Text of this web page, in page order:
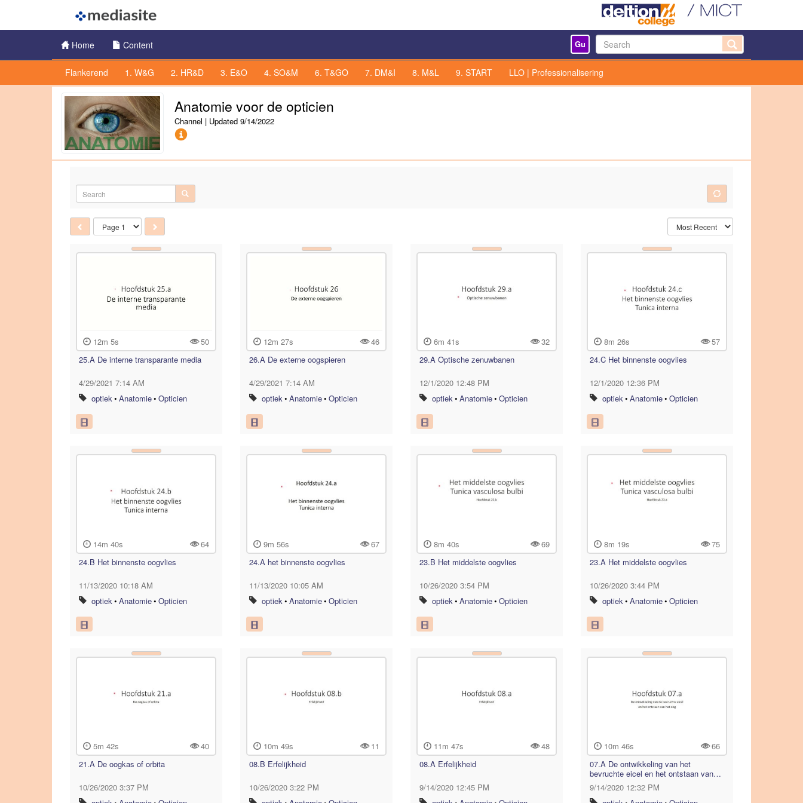
Home Content Gu
Channel Menu
Flankerend 1. W&G 2. HR&D 3. E&O 4. SO&M 6. T&GO 7. DM&I 8. M&L 9. START LLO | Professionalisering
Anatomie voor de opticien
Channel | Updated 9/14/2022
12m 5s
50
25.A De interne transparante media
4/29/2021 7:14 AM
optiek• Anatomie• Opticien
12m 27s
46
26.A De externe oogspieren
4/29/2021 7:14 AM
optiek• Anatomie• Opticien
6m 41s
32
29.A Optische zenuwbanen
12/1/2020 12:48 PM
optiek• Anatomie• Opticien
8m 26s
57
24.C Het binnenste oogvlies
12/1/2020 12:36 PM
optiek• Anatomie• Opticien
14m 40s
64
24.B Het binnenste oogvlies
11/13/2020 10:18 AM
optiek • Anatomie• Opticien
9m 56s
67
24.A het binnenste oogvlies
11/13/2020 10:05 AM
optiek • Anatomie• Opticien
8m 40s
69
23.B Het middelste oogvlies
10/26/2020 3:54 PM
optiek • Anatomie• Opticien
8m 19s
75
23.A Het middelste oogvlies
10/26/2020 3:44 PM
optiek • Anatomie• Opticien
5m 42s
40
21.A De oogkas of orbita
10/26/2020 3:37 PM
10m 49s
11
08.B Erfelijkheid
10/26/2020 3:22 PM
11m 47s
48
08.A Erfelijkheid
9/14/2020 12:45 PM
10m 46s
66
07.A De ontwikkeling van het
bevruchte eicel en het ontstaan van…
9/14/2020 12:32 PM